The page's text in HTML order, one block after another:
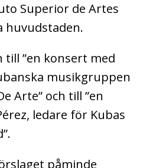
Superior de Artes
huvudstaden.
till ”en konsert med
musikgruppen
Arte” och till ”en
ledare för Kubas
påminde